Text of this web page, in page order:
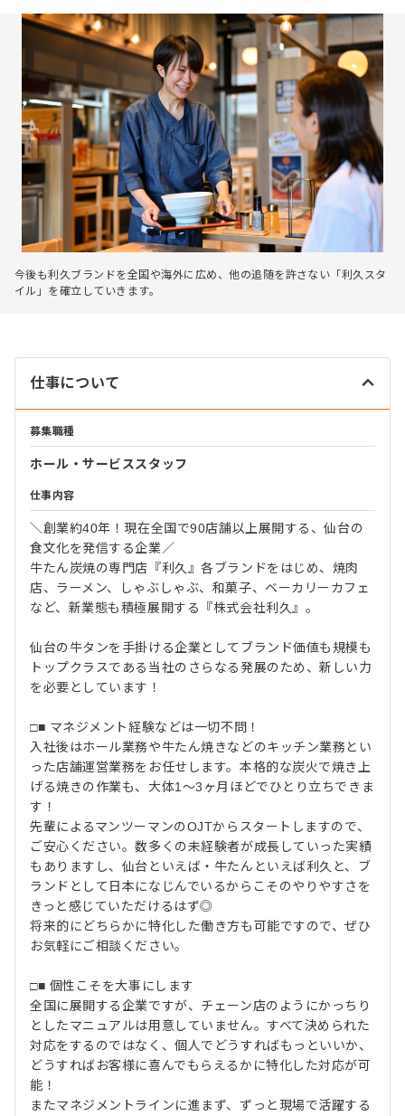
今後も利久ブランドを全国や海外に広め、他の追随を許さない「利久スタ
イル」を確立していきます。
仕事について
募集職種
ホール・サービススタッフ
仕事内容
＼創業約40年！現在全国で90店舗以上展開する、仙台の
食文化を発信する企業／
牛たん炭焼の専門店『利久』各ブランドをはじめ、焼肉
店、ラーメン、しゃぶしゃぶ、和菓子、ベーカリーカフェ
など、新業態も積極展開する『株式会社利久』。
仙台の牛タンを手掛ける企業としてブランド価値も規模も
トップクラスである当社のさらなる発展のため、新しい力
を必要としています！
□■ マネジメント経験などは一切不問！
入社後はホール業務や牛たん焼きなどのキッチン業務とい
った店舗運営業務をお任せします。本格的な炭火で焼き上
げる焼きの作業も、大体1～3ヶ月ほどでひとり立ちできま
す！
先輩によるマンツーマンのOJTからスタートしますので、
ご安心ください。数多くの未経験者が成長していった実績
もありますし、仙台といえば・牛たんといえば利久と、ブ
ランドとして日本になじんでいるからこそのやりやすさを
きっと感じていただけるはず◎
将来的にどちらかに特化した働き方も可能ですので、ぜひ
お気軽にご相談ください。
□■ 個性こそを大事にします
全国に展開する企業ですが、チェーン店のようにかっちり
としたマニュアルは用意していません。すべて決められた
対応をするのではなく、個人でどうすればもっといいか、
どうすればお客様に喜んでもらえるかに特化した対応が可
能！
またマネジメントラインに進まず、ずっと現場で活躍する